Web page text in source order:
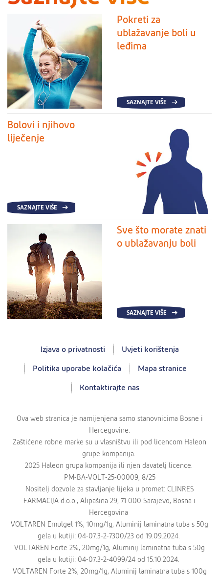
Pokreti za
ublažavanje boli u
leđima
SAZNAJTE VIŠE
Bolovi i njihovo
liječenje
SAZNAJTE VIŠE
Sve što morate znati
o ublažavanju boli
SAZNAJTE VIŠE
Izjava o privatnosti Uvjeti korištenja
Politika uporabe kolačića Mapa stranice
Kontaktirajte nas
Ova web stranica je namijenjena samo stanovnicima Bosne i
Hercegovine.
Zaštićene robne marke su u vlasništvu ili pod licencom Haleon
grupe kompanija.
2025 Haleon grupa kompanija ili njen davatelj licence.
PM-BA-VOLT-25-00009, 8/25
Nositelj dozvole za stavljanje lijeka u promet: CLINRES
FARMACIJA d.o.o., Alipašina 29, 71 000 Sarajevo, Bosna i
Hercegovina
VOLTAREN Emulgel 1%, 10mg/1g, Aluminij laminatna tuba s 50g
gela u kutiji: 04-07.3-2-7300/23 od 19.09.2024.
VOLTAREN Forte 2%, 20mg/1g, Aluminij laminatna tuba s 50g
gela u kutiji: 04-07.3-2-4099/24 od 15.10.2024.
VOLTAREN Forte 2%, 20mg/1g, Aluminij laminatna tuba s 100g